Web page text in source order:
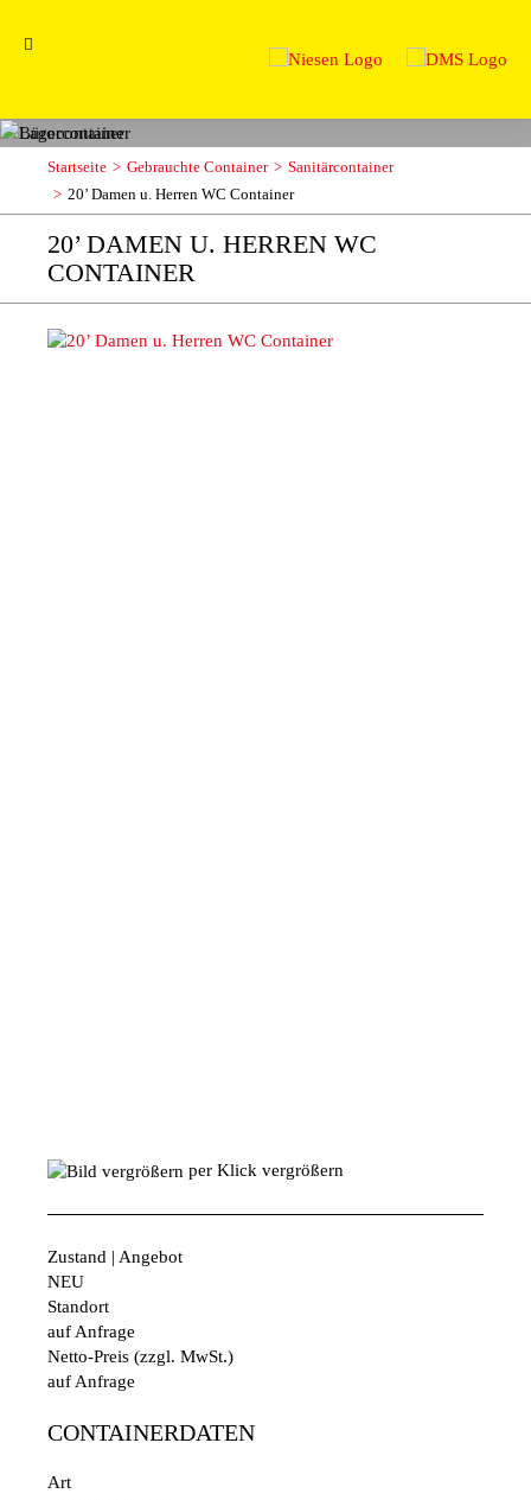
Startseite Gebrauchte Container
Sanitärcontainer
20’ Damen u. Herren WC Container
20’ DAMEN U. HERREN WC
CONTAINER
per Klick vergrößern
Zustand | Angebot
NEU
Standort
auf Anfrage
Netto-Preis (zzgl. MwSt.)
auf Anfrage
CONTAINERDATEN
Art